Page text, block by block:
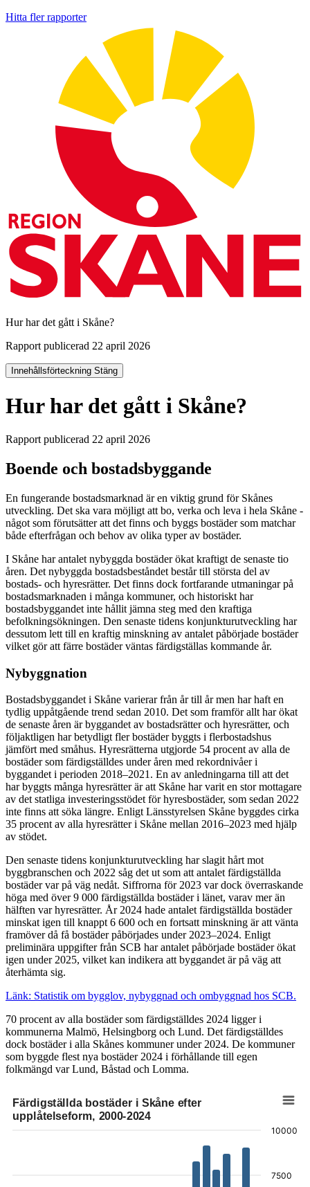
Hitta fler rapporter
Hur har det gått i Skåne?
Rapport publicerad 22 april 2026
Innehållsförteckning Stäng
Hur har det gått i Skåne?
Rapport publicerad 22 april 2026
Boende och bostadsbyggande
En fungerande bostadsmarknad är en viktig grund för Skånes
utveckling. Det ska vara möjligt att bo, verka och leva i hela Skåne -
något som förutsätter att det finns och byggs bostäder som matchar
både efterfrågan och behov av olika typer av bostäder.
I Skåne har antalet nybyggda bostäder ökat kraftigt de senaste tio
åren. Det nybyggda bostadsbeståndet består till största del av
bostads- och hyresrätter. Det finns dock fortfarande utmaningar på
bostadsmarknaden i många kommuner, och historiskt har
bostadsbyggandet inte hållit jämna steg med den kraftiga
befolkningsökningen. Den senaste tidens konjunkturutveckling har
dessutom lett till en kraftig minskning av antalet påbörjade bostäder
vilket gör att färre bostäder väntas färdigställas kommande år.
Nybyggnation
Bostadsbyggandet i Skåne varierar från år till år men har haft en
tydlig uppåtgående trend sedan 2010. Det som framför allt har ökat
de senaste åren är byggandet av bostadsrätter och hyresrätter, och
följaktligen har betydligt fler bostäder byggts i flerbostadshus
jämfört med småhus. Hyresrätterna utgjorde 54 procent av alla de
bostäder som färdigställdes under åren med rekordnivåer i
byggandet i perioden 2018–2021. En av anledningarna till att det
har byggts många hyresrätter är att Skåne har varit en stor mottagare
av det statliga investeringsstödet för hyresbostäder, som sedan 2022
inte finns att söka längre. Enligt Länsstyrelsen Skåne byggdes cirka
35 procent av alla hyresrätter i Skåne mellan 2016–2023 med hjälp
av stödet.
Den senaste tidens konjunkturutveckling har slagit hårt mot
byggbranschen och 2022 såg det ut som att antalet färdigställda
bostäder var på väg nedåt. Siffrorna för 2023 var dock överraskande
höga med över 9 000 färdigställda bostäder i länet, varav mer än
hälften var hyresrätter. År 2024 hade antalet färdigställda bostäder
minskat igen till knappt 6 600 och en fortsatt minskning är att vänta
framöver då få bostäder påbörjades under 2023–2024. Enligt
preliminära uppgifter från SCB har antalet påbörjade bostäder ökat
igen under 2025, vilket kan indikera att byggandet är på väg att
återhämta sig.
Länk: Statistik om bygglov, nybyggnad och ombyggnad hos SCB.
70 procent av alla bostäder som färdigställdes 2024 ligger i
kommunerna Malmö, Helsingborg och Lund. Det färdigställdes
dock bostäder i alla Skånes kommuner under 2024. De kommuner
som byggde flest nya bostäder 2024 i förhållande till egen
folkmängd var Lund, Båstad och Lomma.
Färdigställda bostäder i Skåne efter upplåtelseform, 2000-2024
Diagrammet har 1 X-axel som visar categories.
Diagrammet har 1 Y-axel som visar values. Data sträcker sig från
7500
10000
Färdigställda bostäder i Skåne efter
upplåtelseform, 2000-2024